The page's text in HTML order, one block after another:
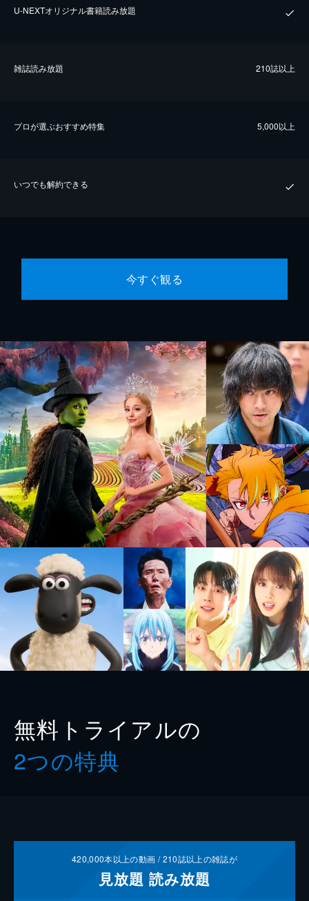
U-NEXTオリジナル書籍読み放題
雑誌読み放題 210誌以上
プロが選ぶおすすめ特集 5,000以上
いつでも解約できる
今すぐ観る
無料トライアルの
2つの特典
420,000本以上の動画 /210誌以上の雑誌が
見放題 読み放題